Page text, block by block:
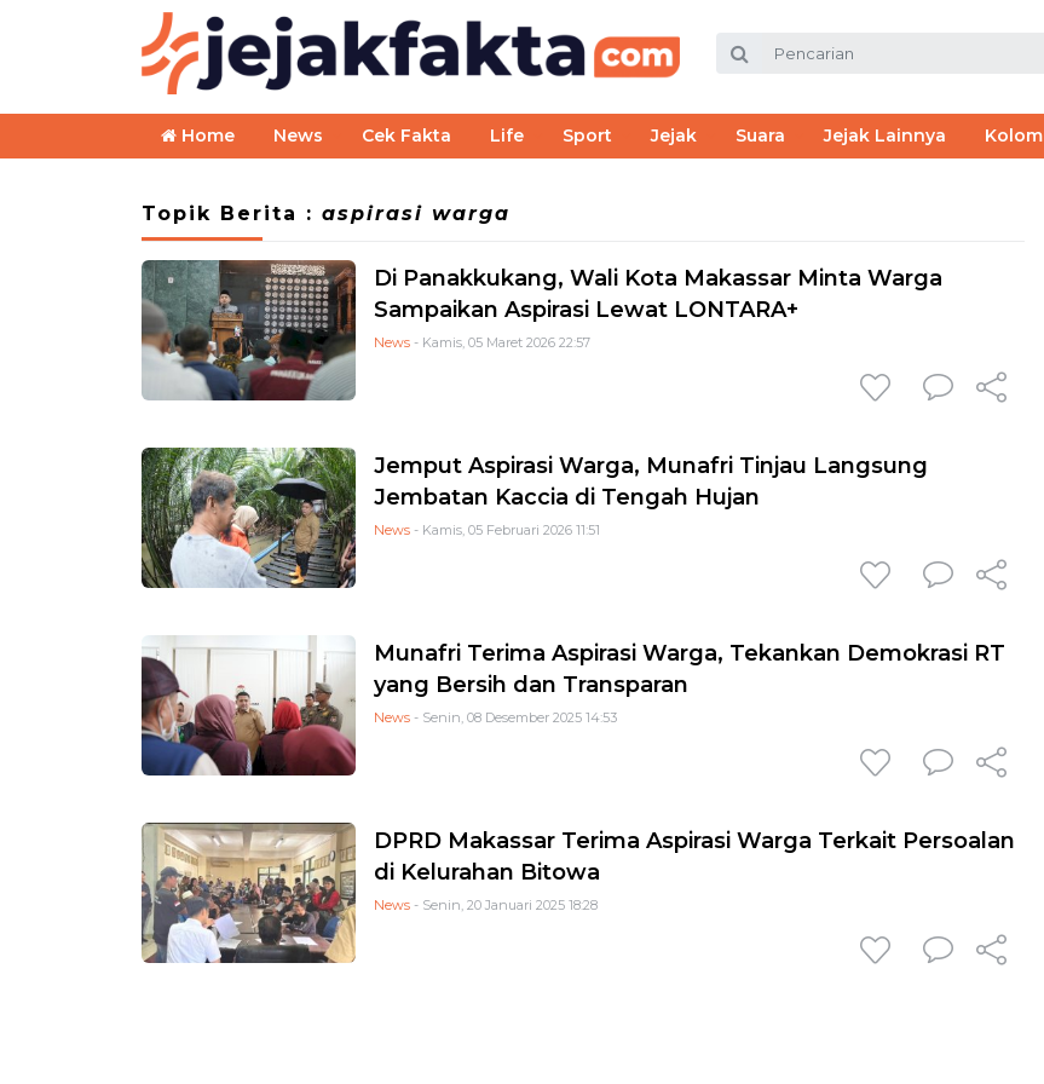
Home News Cek Fakta Life Sport Jejak Suara Jejak Lainnya Kolom
Topik Berita : aspirasi warga
Di Panakkukang, Wali Kota Makassar Minta Warga
Sampaikan Aspirasi Lewat LONTARA+
News - Kamis, 05 Maret 2026 22:57
Jemput Aspirasi Warga, Munafri Tinjau Langsung
Jembatan Kaccia di Tengah Hujan
News - Kamis, 05 Februari 2026 11:51
Munafri Terima Aspirasi Warga, Tekankan Demokrasi RT
yang Bersih dan Transparan
News - Senin, 08 Desember 2025 14:53
DPRD Makassar Terima Aspirasi Warga Terkait Persoalan
di Kelurahan Bitowa
News - Senin, 20 Januari 2025 18:28